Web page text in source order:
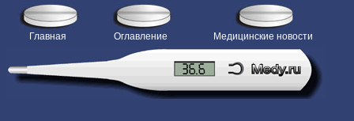
Главная Оглавление Медицинские новости